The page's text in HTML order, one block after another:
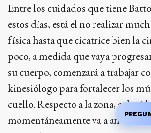
Entre los cuidados que tiene
estos días, está el no realizar
física hasta que cicatrice bien la
poco, a medida que vaya
su cuerpo, comenzará a trabajar
kinesiólogo para fortalecer los
cuello. Respecto a la zona, aclaró
momentáneamente va a andar